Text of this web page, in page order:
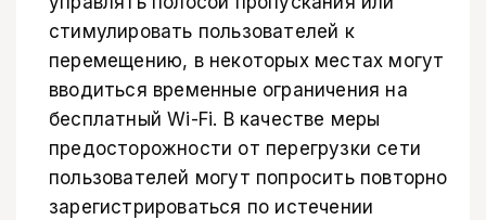
стимулировать пользователей к
перемещению, в некоторых местах могут
вводиться временные ограничения на
бесплатный Wi-Fi. В качестве меры
предосторожности от перегрузки сети
пользователей могут попросить повторно
зарегистрироваться по истечении